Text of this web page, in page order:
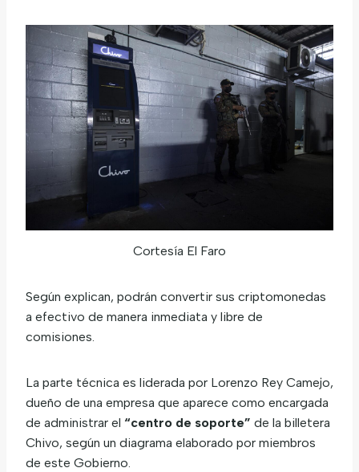
Cortesía El Faro
Según explican, podrán convertir sus criptomonedas
a efectivo de manera inmediata y libre de
comisiones.
La parte técnica es liderada por Lorenzo Rey Camejo,
dueño de una empresa que aparece como encargada
de administrar el “centro de soporte” de la billetera
Chivo, según un diagrama elaborado por miembros
de este Gobierno.